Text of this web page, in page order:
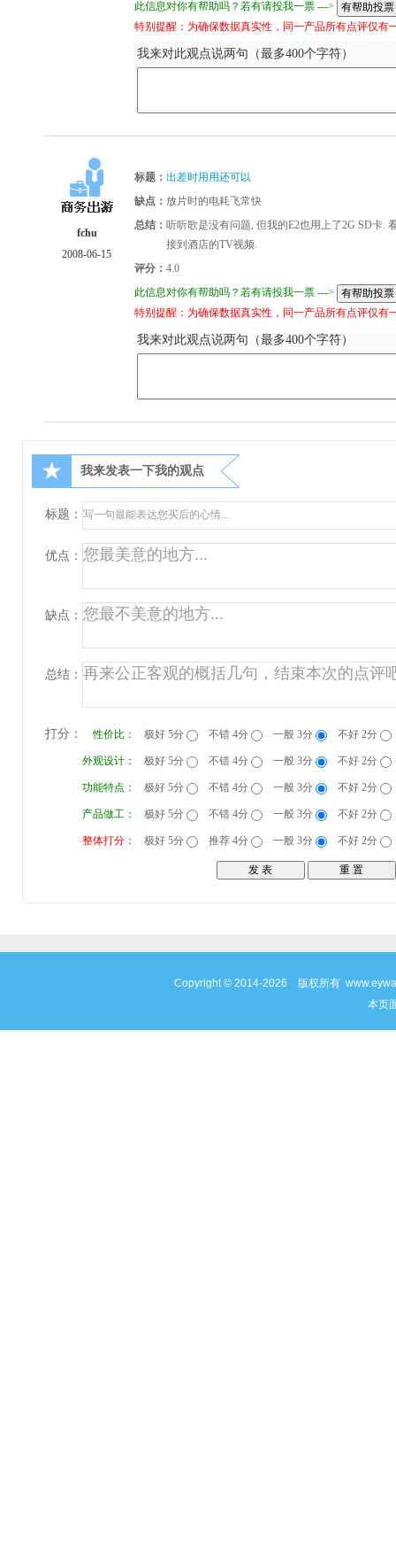
此信息对你有帮助吗？若有请投我一票 --->
特别提醒：为确保数据真实性，同一产品所有点评仅有
我来对此观点说两句（最多400个字符）
fchu
2008-06-15
标题： 出差时用用还可以
缺点： 放片时的电耗飞常快
总结： 听听歌是没有问题, 但我的E2也用上了2G SD卡.
接到酒店的TV视频.
评分： 4.0
此信息对你有帮助吗？若有请投我一票 --->
特别提醒：为确保数据真实性，同一产品所有点评仅有
我来对此观点说两句（最多400个字符）
★ 我来发表一下我的观点
标题：
优点：
缺点：
总结：
打分： 性价比： 极好 5分 不错 4分 一般 3分 不好 2分
外观设计： 极好 5分 不错 4分 一般 3分 不好 2分
功能特点： 极好 5分 不错 4分 一般 3分 不好 2分
产品做工： 极好 5分 不错 4分 一般 3分 不好 2分
整体打分： 极好 5分 推荐 4分 一般 3分 不好 2分
Copyright © 2014-2026 版权所有
本页